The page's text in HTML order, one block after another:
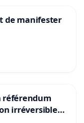
de manifester
référendum
irréversible